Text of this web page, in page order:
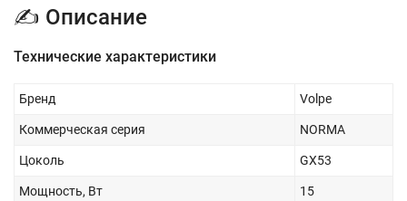
✍ Описание
Технические характеристики
Бренд Volpe
Коммерческая серия NORMA
Цоколь GX53
Мощность, Вт 15